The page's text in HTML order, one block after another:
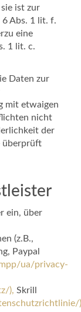
ist zur
6 Abs. 1 lit. f.
eine
1 lit. c.
Daten zur
mit etwaigen
nicht
der
überprüft
ein, über
(z.B.,
Paypal
ua/privacy-
), Skrill